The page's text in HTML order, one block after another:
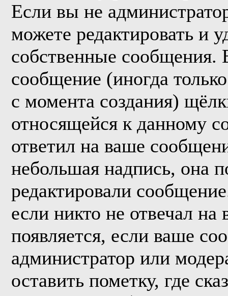
Если вы не
можете редактировать и
собственные сообщения.
сообщение (иногда
с момента создания)
относящейся к данному
ответил на ваше
небольшая надпись, она
редактировали
если никто не отвечал
появляется, если ваше
администратор или
оставить пометку, где